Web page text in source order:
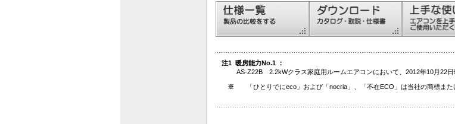
注1 暖房能力No.1 ：
AS-Z22B 2.2kWクラス家庭用ルームエアコンにおいて、2012年10月22日
※ 「ひとりでにeco」および「nocria」、「不在ECO」は当社の商標また